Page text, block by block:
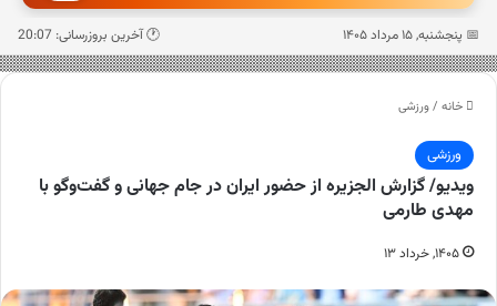
📅 پنجشنبه, ۱۵ مرداد ۱۴۰۵ 🕐 آخرین بروزرسانی: 20:07
خانه /ورزشی
ورزشی
ویدیو/ گزارش الجزیره از حضور ایران در جام جهانی و گفت‌وگو با
مهدی طارمی
۱۴۰۵, خرداد ۱۳